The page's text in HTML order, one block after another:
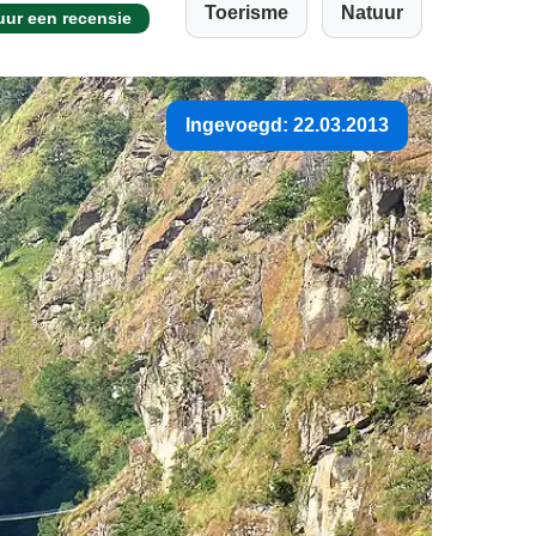
een recensie Toerisme Natuur
Ingevoegd: 22.03.2013